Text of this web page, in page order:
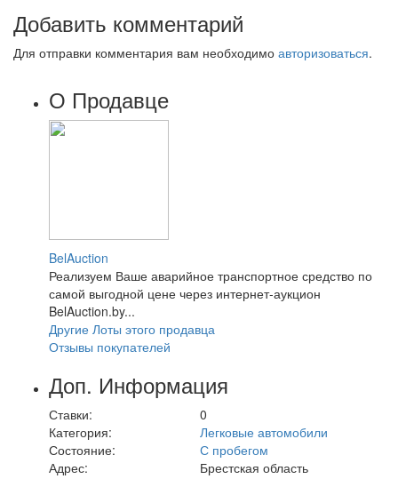
Добавить комментарий
Для отправки комментария вам необходимо авторизоваться.
О Продавце
BelAuction
Реализуем Ваше аварийное транспортное средство по
самой выгодной цене через интернет-аукцион
BelAuction.by...
Другие Лоты этого продавца
Отзывы покупателей
Доп. Информация
Ставки:
0
Категория:
Легковые автомобили
Состояние:
С пробегом
Адрес:
Брестская область